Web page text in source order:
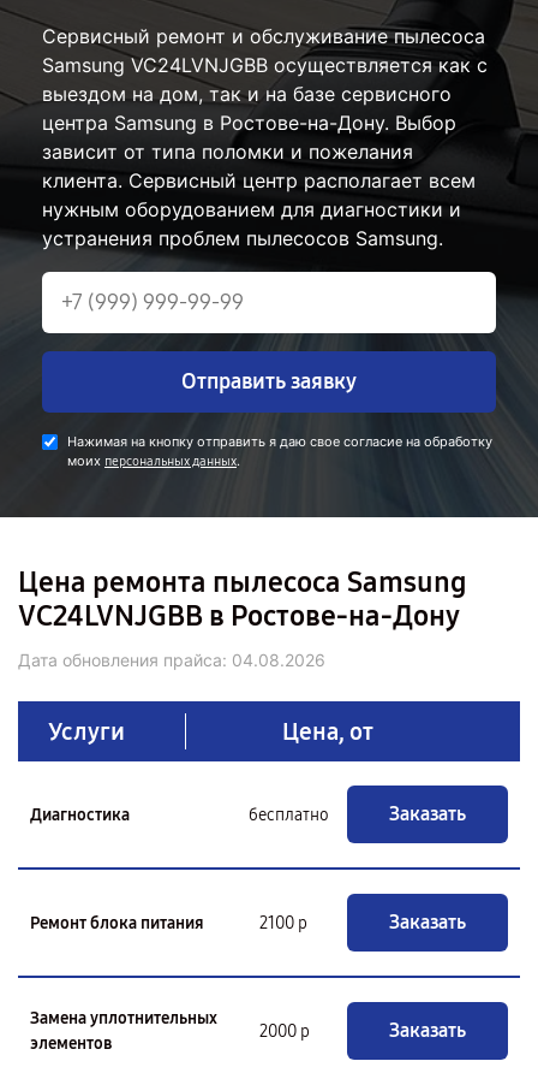
Сервисный ремонт и обслуживание пылесоса
Samsung VC24LVNJGBB осуществляется как с
выездом на дом, так и на базе сервисного
центра Samsung в Ростове-на-Дону. Выбор
зависит от типа поломки и пожелания
клиента. Сервисный центр располагает всем
нужным оборудованием для диагностики и
устранения проблем пылесосов Samsung.
Отправить заявку
Нажимая на кнопку отправить я даю свое согласие на обработку
моих персональных данных.
Цена ремонта пылесоса Samsung
VC24LVNJGBB в Ростове-на-Дону
Дата обновления прайса: 04.08.2026
Услуги Цена, от
Диагностика бесплатно Заказать
Ремонт блока питания 2100 р Заказать
Замена уплотнительных
элементов
2000 р Заказать